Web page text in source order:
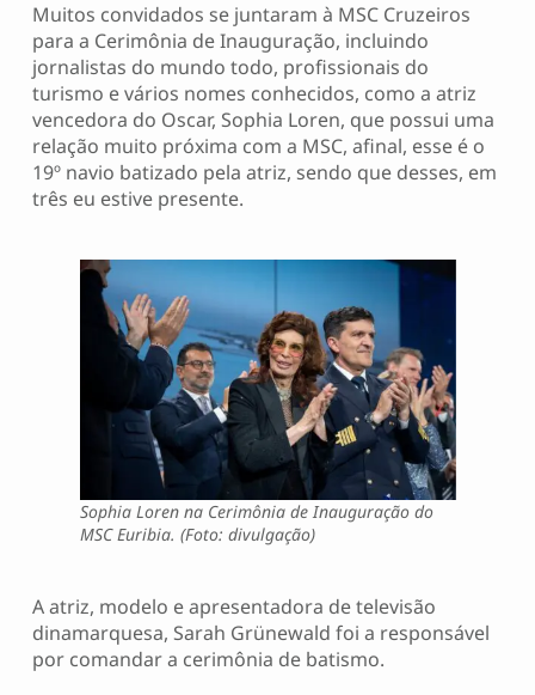
Muitos convidados se juntaram à MSC Cruzeiros
para a Cerimônia de Inauguração, incluindo
jornalistas do mundo todo, profissionais do
turismo e vários nomes conhecidos, como a atriz
vencedora do Oscar, Sophia Loren, que possui uma
relação muito próxima com a MSC, afinal, esse é o
19º navio batizado pela atriz, sendo que desses, em
três eu estive presente.
Sophia Loren na Cerimônia de Inauguração do
MSC Euribia. (Foto: divulgação)
A atriz, modelo e apresentadora de televisão
dinamarquesa, Sarah Grünewald foi a responsável
por comandar a cerimônia de batismo.